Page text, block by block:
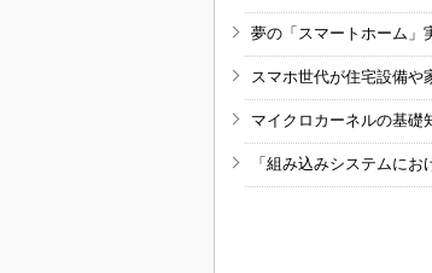
夢の「スマートホーム」
スマホ世代が住宅設備や
マイクロカーネルの基礎
「組み込みシステムに